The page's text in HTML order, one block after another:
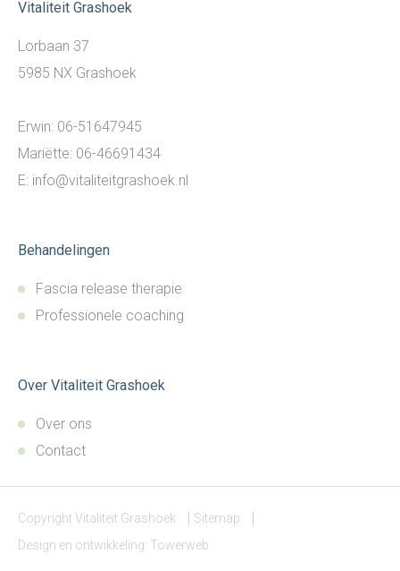
Vitaliteit Grashoek
Lorbaan 37
5985 NX Grashoek
Erwin: 06-51647945
Mariëtte: 06-46691434
E: info@vitaliteitgrashoek.nl
Behandelingen
Fascia release therapie
Professionele coaching
Over Vitaliteit Grashoek
Over ons
Contact
Copyright Vitaliteit Grashoek
Sitemap
Design en ontwikkeling: Towerweb